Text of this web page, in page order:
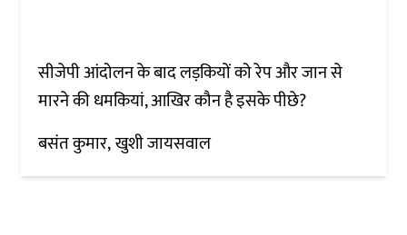
सीजेपी आंदोलन के बाद लड़कियों को रेप और जान से
मारने की धमकियां, आखिर कौन है इसके पीछे?
बसंत कुमार खुशी जायसवाल